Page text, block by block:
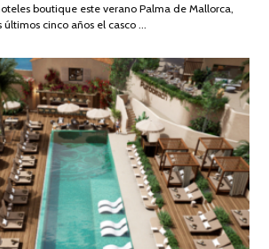
boutique este verano Palma de Mallorca,
cinco años el casco …